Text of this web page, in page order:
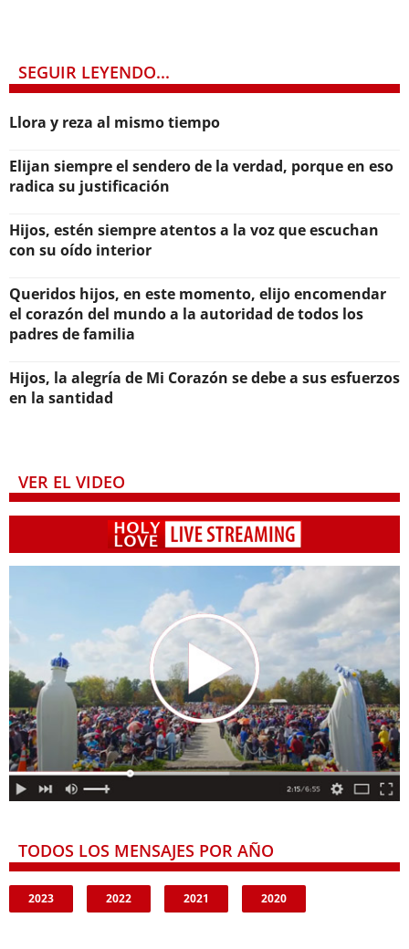
SEGUIR LEYENDO...
Llora y reza al mismo tiempo
Elijan siempre el sendero de la verdad, porque en eso
radica su justificación
Hijos, estén siempre atentos a la voz que escuchan
con su oído interior
Queridos hijos, en este momento, elijo encomendar
el corazón del mundo a la autoridad de todos los
padres de familia
Hijos, la alegría de Mi Corazón se debe a sus esfuerzos
en la santidad
VER EL VIDEO
TODOS LOS MENSAJES POR AÑO
2023 2022 2021 2020